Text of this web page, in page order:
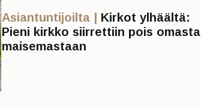
Asiantuntijoilta | Kirkot ylhäältä:
Pieni kirkko siirrettiin pois omasta
maisemastaan